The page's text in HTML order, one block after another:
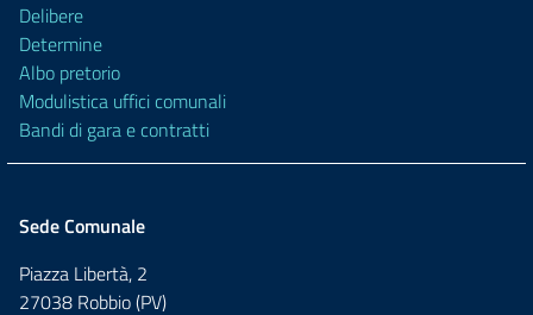
Delibere
Determine
Albo pretorio
Modulistica uffici comunali
Bandi di gara e contratti
Sede Comunale
Piazza Libertà, 2
27038 Robbio (PV)